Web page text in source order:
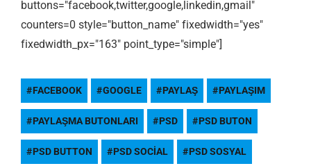
buttons="facebook,twitter,google,linkedin,gmail"
counters=0 style="button_name" fixedwidth="yes"
fixedwidth_px="163" point_type="simple"]
FACEBOOK GOOGLE PAYLAŞ PAYLAŞIM
PAYLAŞMA BUTONLARI PSD PSD BUTON
PSD BUTTON PSD SOCIAL PSD SOSYAL